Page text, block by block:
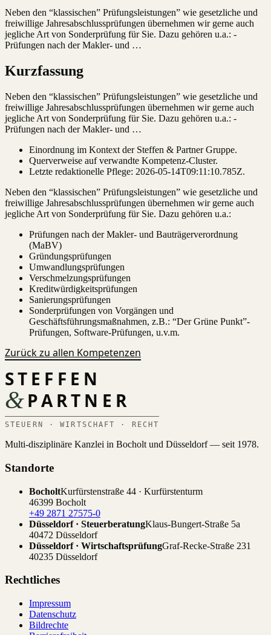
Neben den “klassischen” Prüfungsleistungen” wie gesetzliche und
freiwillige Jahresabschlussprüfungen übernehmen wir gerne auch
jegliche Art von Sonderprüfung für Sie. Dazu gehören u.a.: -
Prüfungen nach der Makler- und …
Kurzfassung
Neben den “klassischen” Prüfungsleistungen” wie gesetzliche und
freiwillige Jahresabschlussprüfungen übernehmen wir gerne auch
jegliche Art von Sonderprüfung für Sie. Dazu gehören u.a.: -
Prüfungen nach der Makler- und …
Einordnung im Kontext der Steffen & Partner Gruppe.
Querverweise auf verwandte Kompetenz-Cluster.
Letzte redaktionelle Pflege: 2026-05-14T09:11:10.785Z.
Neben den “klassischen” Prüfungsleistungen” wie gesetzliche und
freiwillige Jahresabschlussprüfungen übernehmen wir gerne auch
jegliche Art von Sonderprüfung für Sie. Dazu gehören u.a.:
Prüfungen nach der Makler- und Bauträgerverordnung
(MaBV)
Gründungsprüfungen
Umwandlungsprüfungen
Verschmelzungsprüfungen
Kreditwürdigkeitsprüfungen
Sanierungsprüfungen
Sonderprüfungen von Vorgängen und
Geschäftsführungsmaßnahmen, z.B.: “Der Grüne Punkt”-
Prüfungen, Software-Prüfungen, u.v.m.
Zurück zu allen Kompetenzen
STEFFEN
&PARTNER
STEUERN · WIRTSCHAFT · RECHT
Multi-disziplinäre Kanzlei in Bocholt und Düsseldorf — seit 1978.
Standorte
BocholtKurfürstenstraße 44 · Kurfürstenturm
46399 Bocholt
+49 2871 27575-0
Düsseldorf · SteuerberatungKlaus-Bungert-Straße 5a
40472 Düsseldorf
Düsseldorf · WirtschaftsprüfungGraf-Recke-Straße 231
40235 Düsseldorf
Rechtliches
Impressum
Datenschutz
Bildrechte